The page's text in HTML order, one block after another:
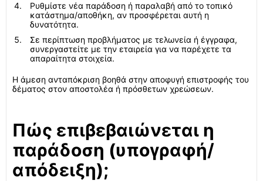
Ρυθμίστε νέα παράδοση ή παραλαβή από το τοπικό
κατάστημα/αποθήκη, αν προσφέρεται αυτή η
δυνατότητα.
Σε περίπτωση προβλήματος με τελωνεία ή έγγραφα,
συνεργαστείτε με την εταιρεία για να παρέχετε τα
απαραίτητα στοιχεία.
Η άμεση ανταπόκριση βοηθά στην αποφυγή επιστροφής του
δέματος στον αποστολέα ή πρόσθετων χρεώσεων.
Πώς επιβεβαιώνεται η
παράδοση (υπογραφή/
απόδειξη);